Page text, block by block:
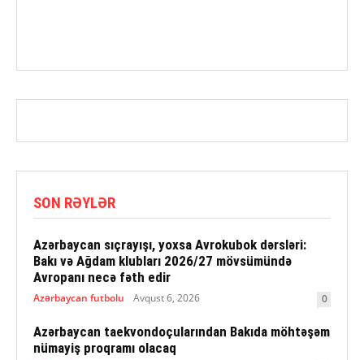
SON RƏYLƏR
Azərbaycan sıçrayışı, yoxsa Avrokubok dərsləri:
Bakı və Ağdam klubları 2026/27 mövsümündə
Avropanı necə fəth edir
Azərbaycan futbolu Avqust 6, 2026 0
Azərbaycan taekvondoçularından Bakıda möhtəşəm
nümayiş proqramı olacaq